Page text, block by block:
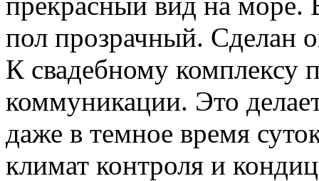
пол прозрачный. Сделан
К свадебному комплексу
коммуникации. Это
даже в темное время
климат контроля и